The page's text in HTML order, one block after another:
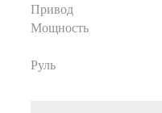
Привод
Мощность
Руль